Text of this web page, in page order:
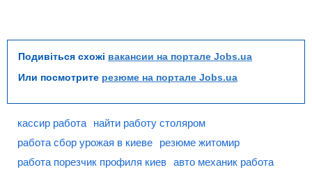
Подивіться схожі вакансии на портале Jobs.ua
Или посмотрите резюме на портале Jobs.ua
кассир работа
найти работу столяром
работа сбор урожая в киеве
резюме житомир
работа порезчик профиля киев авто механик работа